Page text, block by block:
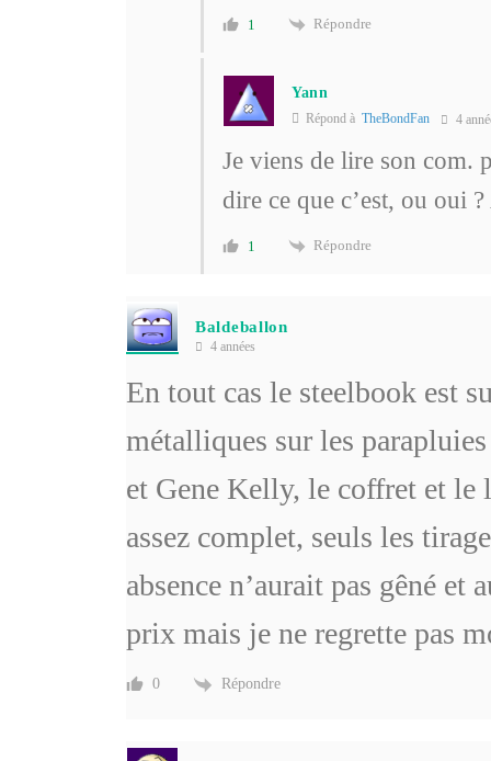
1 Répondre
Yann
Répond à TheBondFan 4
Je viens de lire son com.
dire ce que c’est, ou
1 Répondre
Baldeballon
4 années
En tout cas le steelbook est
métalliques sur les
et Gene Kelly, le coffret et le
assez complet, seuls les
absence n’aurait pas gêné
prix mais je ne regrette pas
0 Répondre